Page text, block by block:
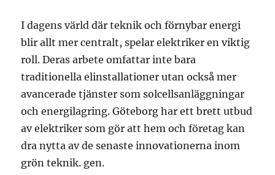
I dagens värld där teknik och förnybar energi
blir allt mer centralt, spelar elektriker en viktig
roll. Deras arbete omfattar inte bara
traditionella elinstallationer utan också mer
avancerade tjänster som solcellsanläggningar
och energilagring. Göteborg har ett brett utbud
av elektriker som gör att hem och företag kan
dra nytta av de senaste innovationerna inom
grön teknik. gen.